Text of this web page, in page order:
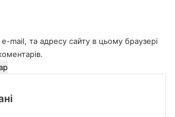
mail, та адресу сайту в цьому браузері